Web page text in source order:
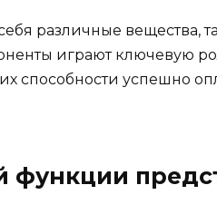
различные вещества,
играют ключевую
способности успешно
функции